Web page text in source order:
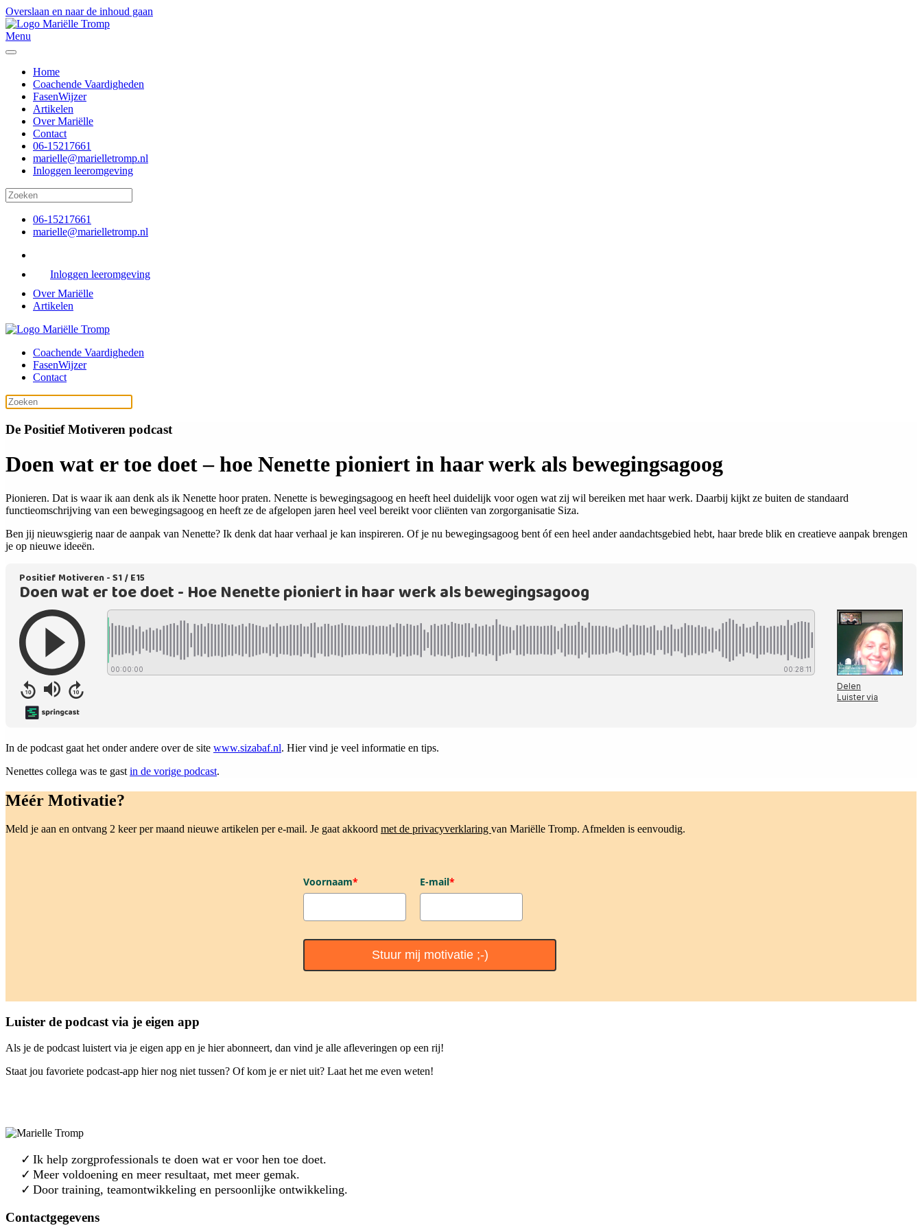
Overslaan en naar de inhoud gaan
Menu
Home
Coachende Vaardigheden
FasenWijzer
Artikelen
Over Mariëlle
Contact
06-15217661
marielle@marielletromp.nl
Inloggen leeromgeving
06-15217661
marielle@marielletromp.nl
Inloggen leeromgeving
Over Mariëlle
Artikelen
Coachende Vaardigheden
FasenWijzer
Contact
De Positief Motiveren podcast
Doen wat er toe doet – hoe Nenette pioniert in haar werk als bewegingsagoog
Pionieren. Dat is waar ik aan denk als ik Nenette hoor praten. Nenette is bewegingsagoog en heeft heel duidelijk voor ogen wat zij wil bereiken met haar werk. Daarbij kijkt ze buiten de standaard
functieomschrijving van een bewegingsagoog en heeft ze de afgelopen jaren heel veel bereikt voor cliënten van zorgorganisatie Siza.
Ben jij nieuwsgierig naar de aanpak van Nenette? Ik denk dat haar verhaal je kan inspireren. Of je nu bewegingsagoog bent óf een heel ander aandachtsgebied hebt, haar brede blik en creatieve aanpak brengen
je op nieuwe ideeën.
In de podcast gaat het onder andere over de site www.sizabaf.nl. Hier vind je veel informatie en tips.
Nenettes collega was te gast in de vorige podcast.
Méér Motivatie?
Meld je aan en ontvang 2 keer per maand nieuwe artikelen per e-mail. Je gaat akkoord met de privacyverklaring van Mariëlle Tromp. Afmelden is eenvoudig.
Voornaam* E-mail*
Stuur mij motivatie ;-)
Luister de podcast via je eigen app
Als je de podcast luistert via je eigen app en je hier abonneert, dan vind je alle afleveringen op een rij!
Staat jou favoriete podcast-app hier nog niet tussen? Of kom je er niet uit? Laat het me even weten!
Ik help zorgprofessionals te doen wat er voor hen toe doet.
Meer voldoening en meer resultaat, met meer gemak.
Door training, teamontwikkeling en persoonlijke ontwikkeling.
Contactgegevens